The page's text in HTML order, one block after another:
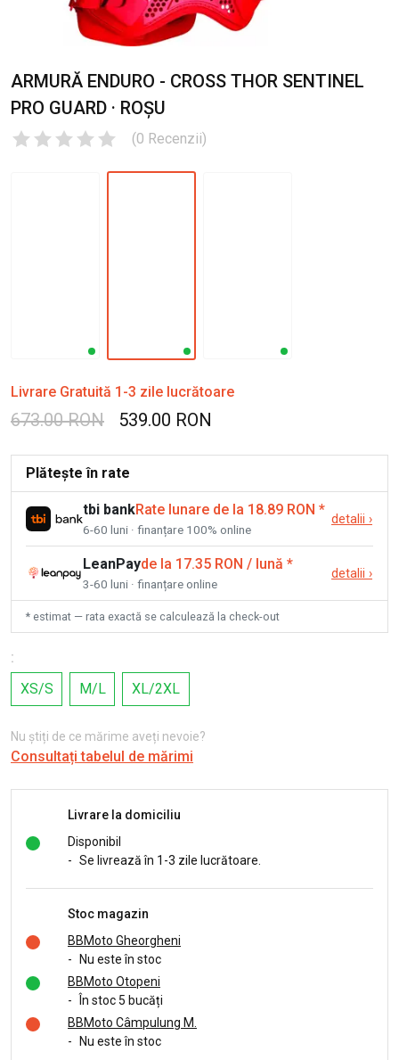
ARMURĂ ENDURO - CROSS THOR SENTINEL
PRO GUARD · ROȘU
(0 Recenzii)
Livrare Gratuită 1-3 zile lucrătoare
673.00 RON 539.00 RON
Plătește în rate
tbi bankRate lunare de la 18.89 RON *
6-60 luni · finanțare 100% online
detalii ›
LeanPayde la 17.35 RON / lună *
3-60 luni · finanțare online
detalii ›
* estimat — rata exactă se calculează la check-out
:
XS/S
M/L XL/2XL
Nu știți de ce mărime aveți nevoie?
Consultați tabelul de mărimi
Livrare la domiciliu
Disponibil
- Se livrează în 1-3 zile lucrătoare.
Stoc magazin
BBMoto Gheorgheni
-
Nu este în stoc
BBMoto Otopeni
-
În stoc 5 bucăți
BBMoto Câmpulung M.
-
Nu este în stoc